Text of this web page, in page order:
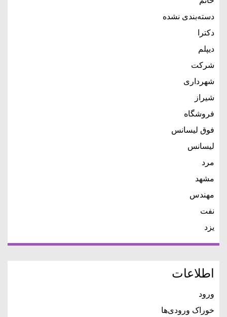
دسته‌بندی نشده
دکترا
دیپلم
شرکت
شهرداری
شیراز
فروشگاه
فوق لیسانس
لیسانس
مرد
مشهد
مهندس
نفت
یزد
اطلاعات
ورود
خوراک ورودی‌ها